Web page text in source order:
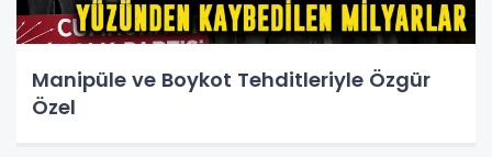
Manipüle ve Boykot Tehditleriyle Özgür
Özel